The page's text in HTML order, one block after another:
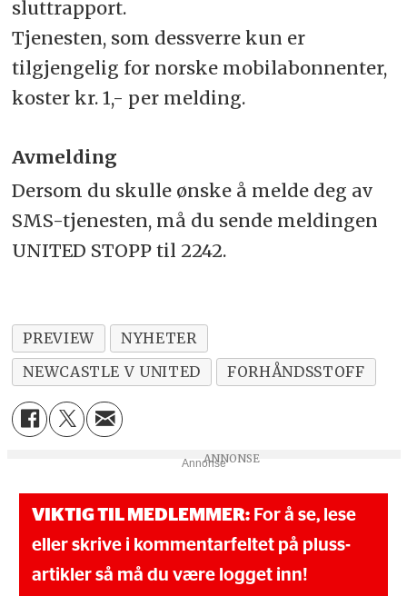
sluttrapport.
Tjenesten, som dessverre kun er
tilgjengelig for norske mobilabonnenter,
koster kr. 1,- per melding.
Avmelding
Dersom du skulle ønske å melde deg av
SMS-tjenesten, må du sende meldingen
UNITED STOPP til 2242.
PREVIEW
NYHETER
NEWCASTLE V UNITED
FORHÅNDSSTOFF
Annonse
VIKTIG TIL MEDLEMMER:For å se, lese
eller skrive i kommentarfeltet på pluss-
artikler så må du være logget inn!